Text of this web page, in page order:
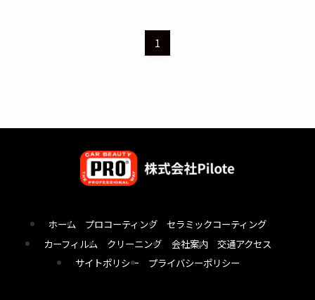
1
ホーム プロコーティング
セラミックコーティング
カーフィルム
クリーニング 会社案内
交通アクセス
サイトポリシー
プライバシーポリシー